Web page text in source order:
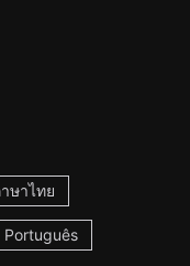
ษาไทย
Português